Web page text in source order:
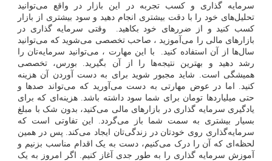
سرمایه گذاری و کسب تجربه در این بازار در واقع می‌توانید
تحلیل‌های خود را با دقت بیشتری انجام دهید و سود بیشتری از بازار
کسب کنید و از ضررهای خود بکاهید. وقتی سرمایه گذاری در
بازارهای مالی را می‌آموزید ، صاحب تخصصی می‌شوید که می‌توانید
سال‌ها از آن استفاده کنید. با این مهارت ، می‌توانید سرمایه‌تان را
رشد دهید و بهترین نتیجه‌ها را از آن بگیرید. بورس، تخصصی
همیشگی است. شاید مجبور شوید برای به دست آوردن آن هزینه
کنید. اما در عوض مهارتی به دست می‌آورید که می‌تواند صدها و
حتی میلیاردها تومان برای شما سود داشته باشد. هزینه‌ای که برای
یادگیری سرمایه‌ گذاری در بازارهای مالی می‌کنید، بدون شک با مبلغ
بسیار بیشتری به سمت شما باز می‌گردد. این تفاوتی است که
سرمایه‌گذاری روی خودتان در زندگی‌تان ایجاد می‌کند. پس در همین
لحظه‌ای که آن را درک می‌کنیم، دست به یک اقدام مناسب بزنیم و
آموزش سرمایه گذاری را به طور جدی آغاز کنیم. اگر امروز به یک